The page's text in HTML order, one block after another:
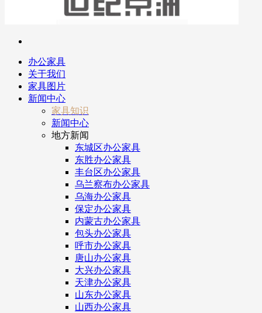
办公家具
关于我们
家具图片
新闻中心
家具知识
新闻中心
地方新闻
东城区办公家具
东胜办公家具
丰台区办公家具
乌兰察布办公家具
乌海办公家具
保定办公家具
内蒙古办公家具
包头办公家具
呼市办公家具
唐山办公家具
大兴办公家具
天津办公家具
山东办公家具
山西办公家具